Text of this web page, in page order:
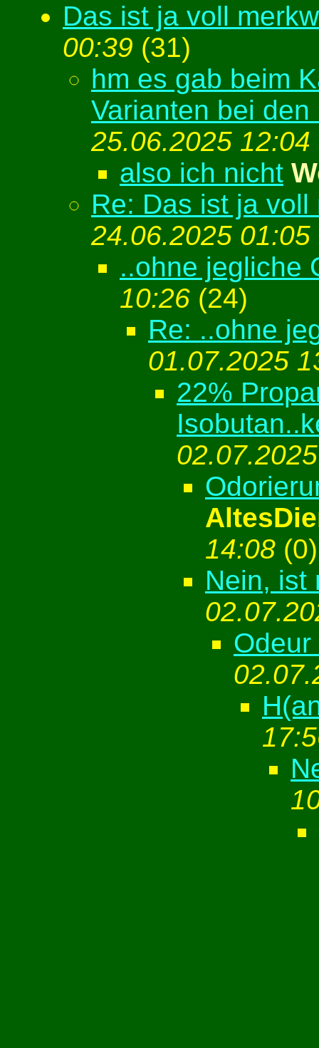
Das ist ja voll
00:39 (31)
hm es gab beim
Varianten bei den
25.06.2025 12:04
also ich nicht
Re: Das ist ja voll
24.06.2025 01:05
..ohne jegliche
10:26 (24)
Re: ..ohne
01.07.2025
22%
14:08 (0)
Nein, ist